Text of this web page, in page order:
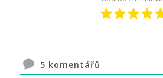
5 komentářů